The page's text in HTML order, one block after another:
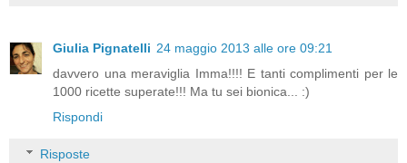
Giulia Pignatelli 24 maggio 2013 alle ore 09:21
davvero una meraviglia Imma!!!! E tanti complimenti per le
1000 ricette superate!!! Ma tu sei bionica... :)
Rispondi
Risposte